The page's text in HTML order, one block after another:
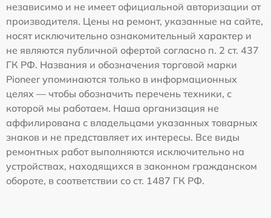
независимо и не имеет официальной авторизации от
производителя. Цены на ремонт, указанные на сайте,
носят исключительно ознакомительный характер и
не являются публичной офертой согласно п. 2 ст. 437
ГК РФ. Названия и обозначения торговой марки
Pioneer упоминаются только в информационных
целях — чтобы обозначить перечень техники, с
которой мы работаем. Наша организация не
аффилирована с владельцами указанных товарных
знаков и не представляет их интересы. Все виды
ремонтных работ выполняются исключительно на
устройствах, находящихся в законном гражданском
обороте, в соответствии со ст. 1487 ГК РФ.